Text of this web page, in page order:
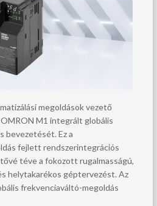
megoldások vezető
M1 integrált globális
bevezetését. Ez a
fejlett rendszerintegrációs
téve a fokozott rugalmasságú,
helytakarékos géptervezést. Az
frekvenciaváltó-megoldás